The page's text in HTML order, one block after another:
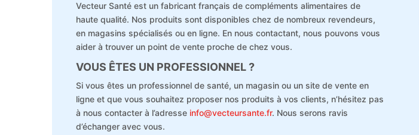
Vecteur Santé est un fabricant français de compléments alimentaires de
haute qualité. Nos produits sont disponibles chez de nombreux revendeurs,
en magasins spécialisés ou en ligne. En nous contactant, nous pouvons vous
aider à trouver un point de vente proche de chez vous.
VOUS ÊTES UN PROFESSIONNEL ?
Si vous êtes un professionnel de santé, un magasin ou un site de vente en
ligne et que vous souhaitez proposer nos produits à vos clients, n’hésitez pas
à nous contacter à l’adresse info@vecteursante.fr. Nous serons ravis
d’échanger avec vous.